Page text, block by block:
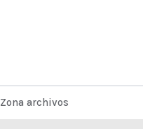
Zona archivos